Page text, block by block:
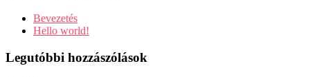
Bevezetés
Hello world!
Legutóbbi hozzászólások